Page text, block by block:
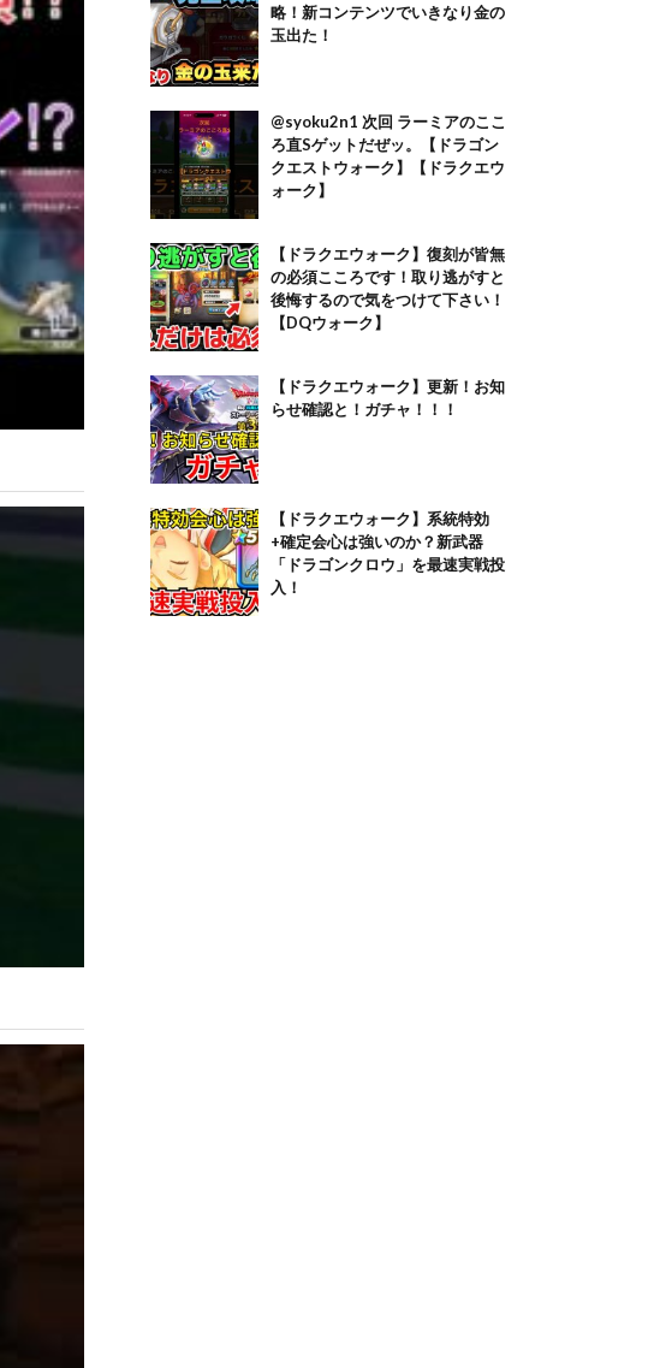
略！新コンテンツでいきなり金の
玉出た！
@syoku2n1 次回 ラーミアのここ
ろ直Sゲットだぜッ。【ドラゴン
クエストウォーク】【ドラクエウ
ォーク】
【ドラクエウォーク】復刻が皆無
の必須こころです！取り逃がすと
後悔するので気をつけて下さい！
【DQウォーク】
【ドラクエウォーク】更新！お知
らせ確認と！ガチャ！！！
【ドラクエウォーク】系統特効
+確定会心は強いのか？新武器
「ドラゴンクロウ」を最速実戦投
入！